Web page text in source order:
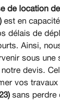
de location
est en
délais de
Ainsi,
sous une
devis.
vos travaux
sans perdre